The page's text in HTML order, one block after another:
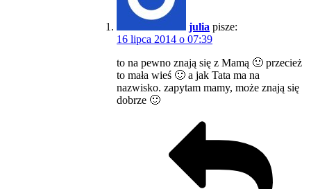
julia pisze:
16 lipca 2014 o 07:39
to na pewno znają się z Mamą 🙂 przecież
to mała wieś 🙂 a jak Tata ma na
nazwisko. zapytam mamy, może znają się
dobrze 🙂